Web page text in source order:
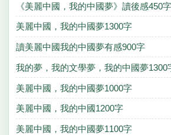
《美麗中國，我的中國夢》讀後感450字
美麗中國，我的中國夢1300字
讀美麗中國我的中國夢有感900字
我的夢，我的文學夢，我的中國夢1300
美麗中國，我的中國夢1000字
美麗中國，我的中國1200字
美麗中國，我的中國夢1100字